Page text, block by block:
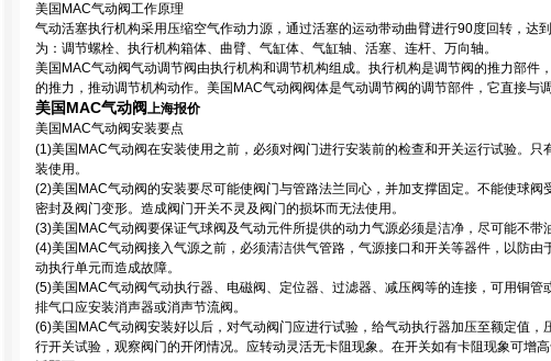
美国MAC气动阀工作原理
气动活塞执行机构采用压缩空气作动力源，通过活塞的运动带动曲臂进行90度回转，达
为：调节螺栓、执行机构箱体、曲臂、气缸体、气缸轴、活塞、连杆、万向轴。
美国MAC气动阀气动调节阀由执行机构和调节机构组成。执行机构是调节阀的推力部件
的推力，推动调节机构动作。美国MAC气动阀阀体是气动调节阀的调节部件，它直接与
美国MAC气动阀上海报价
美国MAC气动阀安装要点
(1)美国MAC气动阀在安装使用之前，必须对阀门进行安装前的检查和开关运行试验。只
装使用。
(2)美国MAC气动阀的安装要尽可能使阀门与管路法兰同心，并加支撑固定。不能使球阀
密封及阀门变形。造成阀门开关不灵及阀门的损坏而无法使用。
(3)美国MAC气动阀要保证气球阀及气动元件所提供的动力气源必须是洁净，尽可能不带
(4)美国MAC气动阀接入气源之前，必须清洁供气管路，气源接口和开关等器件，以防由
动执行单元而造成故障。
(5)美国MAC气动阀气动执行器、电磁阀、定位器、过滤器、减压阀等的连接，可用铜管
排气口应安装消声器或消声节流阀。
(6)美国MAC气动阀安装好以后，对气动阀门应进行试验，给气动执行器加压至额定值，
行开关试验，观察阀门的开闭情况。应转动灵活无卡阻现象。在开关如有卡阻现象可增